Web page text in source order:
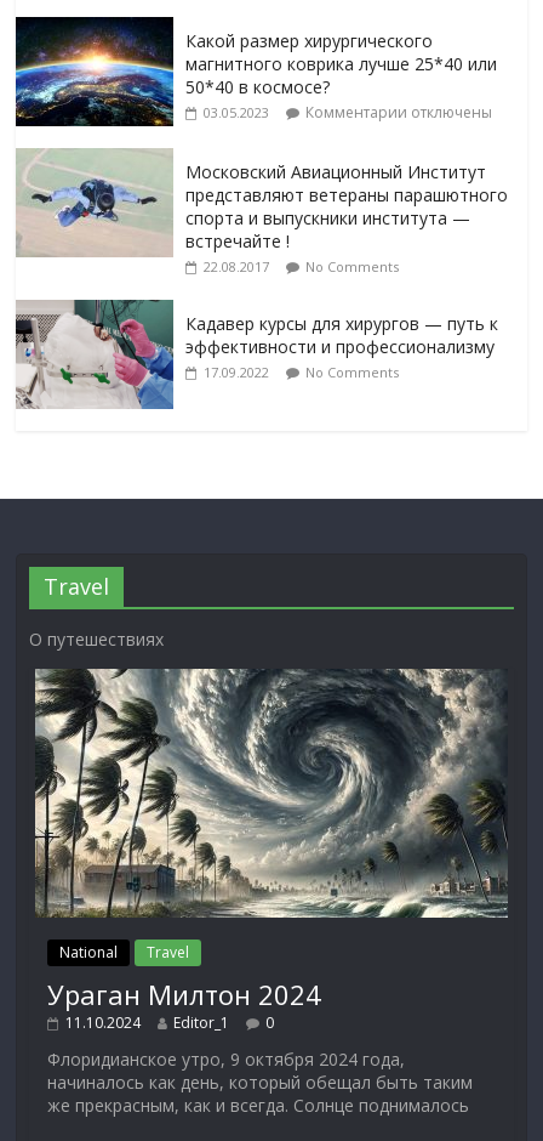
Какой размер хирургического
магнитного коврика лучше 25*40 или
50*40 в космосе?
03.05.2023 Комментарии отключены
Московский Авиационный Институт
представляют ветераны парашютного
спорта и выпускники института —
встречайте !
22.08.2017 No Comments
Кадавер курсы для хирургов — путь к
эффективности и профессионализму
17.09.2022 No Comments
Travel
О путешествиях
National Travel
Ураган Милтон 2024
11.10.2024 Editor_1 0
Флоридианское утро, 9 октября 2024 года,
начиналось как день, который обещал быть таким
же прекрасным, как и всегда. Солнце поднималось